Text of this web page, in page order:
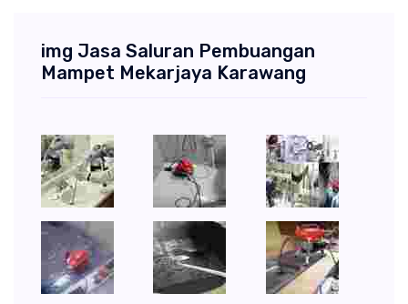
img Jasa Saluran Pembuangan
Mampet Mekarjaya Karawang